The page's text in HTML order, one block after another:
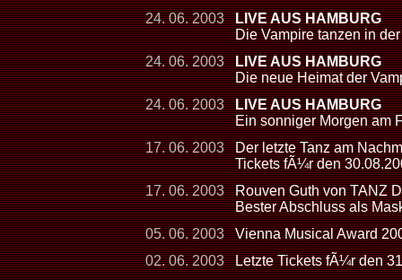
24. 06. 2003
LIVE AUS HAMBURG
Die Vampire tanzen in
24. 06. 2003
LIVE AUS HAMBURG
Die neue Heimat der
24. 06. 2003
LIVE AUS HAMBURG
Ein sonniger Morgen am
17. 06. 2003
Der letzte Tanz am
Tickets fÃ¼r den
17. 06. 2003
Rouven Guth von TANZ
Bester Abschluss als
05. 06. 2003
Vienna Musical Award
02. 06. 2003
Letzte Tickets fÃ¼r den